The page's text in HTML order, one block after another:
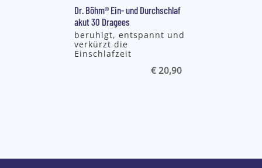
Dr. Böhm® Ein- und Durchschlaf
akut 30 Dragees
beruhigt, entspannt und
verkürzt die
Einschlafzeit
€ 20,90